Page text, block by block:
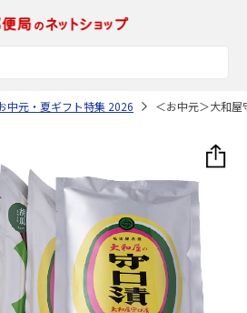
中元・夏ギフト特集 2026 ＜お中元＞大和